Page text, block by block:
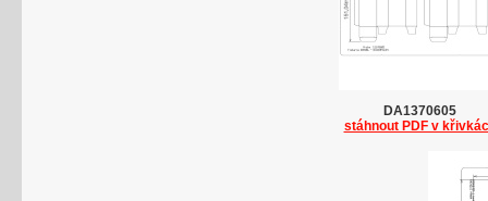
DA1370605
stáhnout PDF v